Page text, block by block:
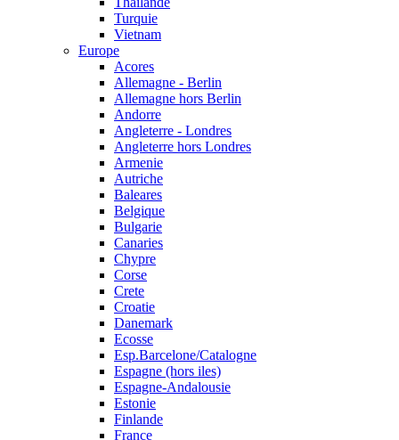
Turquie
Vietnam
Europe
Acores
Allemagne - Berlin
Allemagne hors Berlin
Andorre
Angleterre - Londres
Angleterre hors Londres
Armenie
Autriche
Baleares
Belgique
Bulgarie
Canaries
Chypre
Corse
Crete
Croatie
Danemark
Ecosse
Esp.Barcelone/Catalogne
Espagne (hors iles)
Espagne-Andalousie
Estonie
Finlande
France